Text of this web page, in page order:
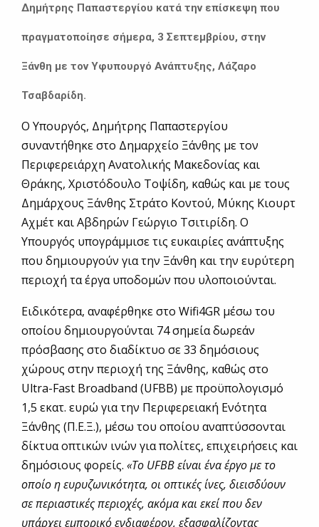
Δημήτρης Παπαστεργίου κατά την επίσκεψη που
πραγματοποίησε σήμερα, 3 Σεπτεμβρίου, στην
Ξάνθη με τον Υφυπουργό Ανάπτυξης, Λάζαρο
Τσαβδαρίδη.
Ο Υπουργός, Δημήτρης Παπαστεργίου
συναντήθηκε στο Δημαρχείο Ξάνθης με τον
Περιφερειάρχη Ανατολικής Μακεδονίας και
Θράκης, Χριστόδουλο Τοψίδη, καθώς και με τους
Δημάρχους Ξάνθης Στράτο Κοντού, Μύκης Κιουρτ
Αχμέτ και Αβδηρών Γεώργιο Τσιτιρίδη. Ο
Υπουργός υπογράμμισε τις ευκαιρίες ανάπτυξης
που δημιουργούν για την Ξάνθη και την ευρύτερη
περιοχή τα έργα υποδομών που υλοποιούνται.
Ειδικότερα, αναφέρθηκε στο Wifi4GR μέσω του
οποίου δημιουργούνται 74 σημεία δωρεάν
πρόσβασης στο διαδίκτυο σε 33 δημόσιους
χώρους στην περιοχή της Ξάνθης, καθώς στο
Ultra-Fast Broadband (UFBB) με προϋπολογισμό
1,5 εκατ. ευρώ για την Περιφερειακή Ενότητα
Ξάνθης (Π.Ε.Ξ.), μέσω του οποίου αναπτύσσονται
δίκτυα οπτικών ινών για πολίτες, επιχειρήσεις και
δημόσιους φορείς. «Το UFΒΒ είναι ένα έργο με το
οποίο η ευρυζωνικότητα, οι οπτικές ίνες, διεισδύουν
σε περιαστικές περιοχές, ακόμα και εκεί που δεν
υπάρχει εμπορικό ενδιαφέρον, εξασφαλίζοντας